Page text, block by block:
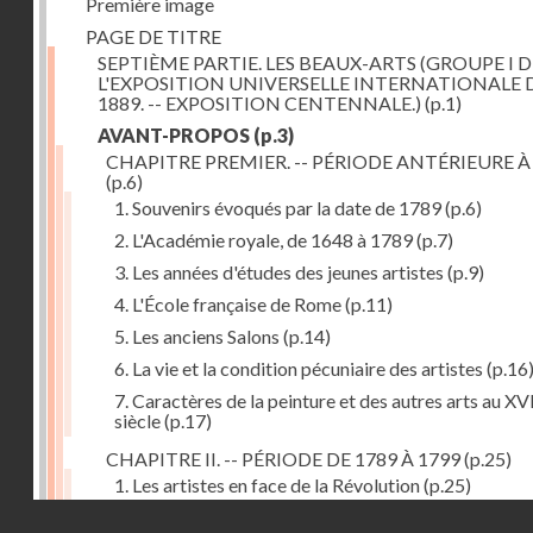
PAGE DE TITRE
SEPTIÈME PARTIE. LES BEAUX-ARTS (GROUPE I
L'EXPOSITION UNIVERSELLE INTERNATIONALE
1889. -- EXPOSITION CENTENNALE.) (p.1)
AVANT-PROPOS (p.3)
CHAPITRE PREMIER. -- PÉRIODE ANTÉRIEURE
(p.6)
1. Souvenirs évoqués par la date de 1789(p.6)
2. L'Académie royale, de 1648 à 1789(p.7)
3. Les années d'études des jeunes artistes (p.9)
4. L'École française de Rome(p.11)
5. Les anciens Salons (p.14)
6. La vie et la condition pécuniaire des artistes (p.16)
7. Caractères de la peinture et des autres arts au
siècle(p.17)
CHAPITRE II. -- PÉRIODE DE 1789 À 1799(p.25)
1. Les artistes en face de la Révolution(p.25)